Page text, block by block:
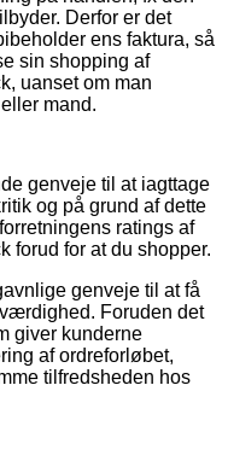
Derfor er det
ens faktura, så
sin shopping af
uanset om man
mand.
genveje til at iagttage
og på grund af dette
ratings af
forud for at du shopper.
genveje til at få
Foruden det
giver kunderne
af ordreforløbet,
tilfredsheden hos